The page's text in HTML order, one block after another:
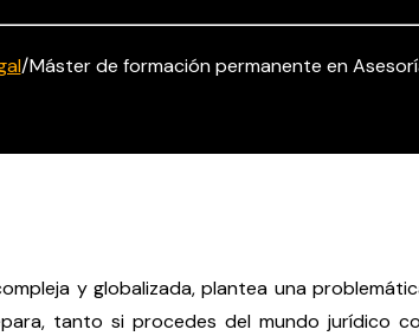
/Máster de formación permanente en
y globalizada, plantea una
tanto si procedes del mundo jurídico